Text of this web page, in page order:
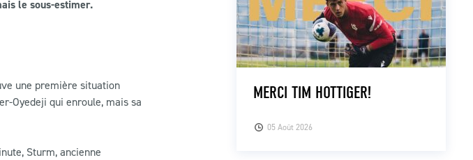
le sous-estimer.
une première situation
Oyedeji qui enroule, mais sa
Sturm, ancienne
05 Août 2026
MERCI TIM HOTTIGER!